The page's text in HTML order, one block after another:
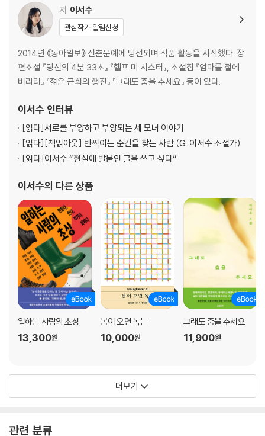
저 이서수
관심작가 알림신청
2014년 《동아일보》 신춘문예에 당선되며 작품 활동을 시작했다. 장
편소설 『당신의 4분 33초』 『헬프 미 시스터』, 소설집 『엄마를 절에
버리러』 『젊은 근희의 행진』 『그래도 춤을 추세요』 등이 있다.
이서수 인터뷰
[읽다]서로를 부양하고 부양되는 세 모녀 이야기
[읽다][책읽아웃] 반짝이는 순간을 찾는 사람 (G. 이서수 소설가)
[읽다]이서수 “현실에 발붙인 글을 쓰고 싶다”
이서수의 다른 상품
일하는 사람의 초상
13,300원
봄이 오면 녹는
10,000원
그래도 춤을 추세요
11,900원
더보기
관련 분류